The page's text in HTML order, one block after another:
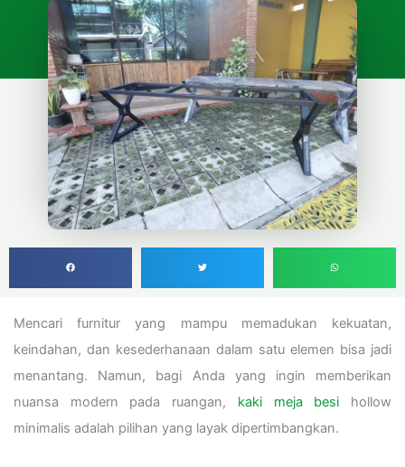
Mencari furnitur yang mampu memadukan kekuatan,
keindahan, dan kesederhanaan dalam satu elemen bisa jadi
menantang. Namun, bagi Anda yang ingin memberikan
nuansa modern pada ruangan, kaki meja besi hollow
minimalis adalah pilihan yang layak dipertimbangkan.